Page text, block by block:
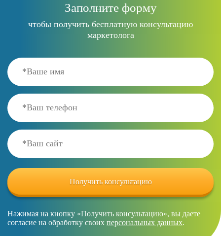
Заполните форму
чтобы получить бесплатную консультацию
маркетолога
Нажимая на кнопку «Получить консультацию», вы даете
согласие на обработку своих персональных данных.